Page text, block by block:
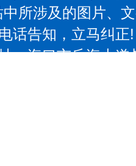
所涉及的图片、
话告知，立马纠
：海口市丘海大